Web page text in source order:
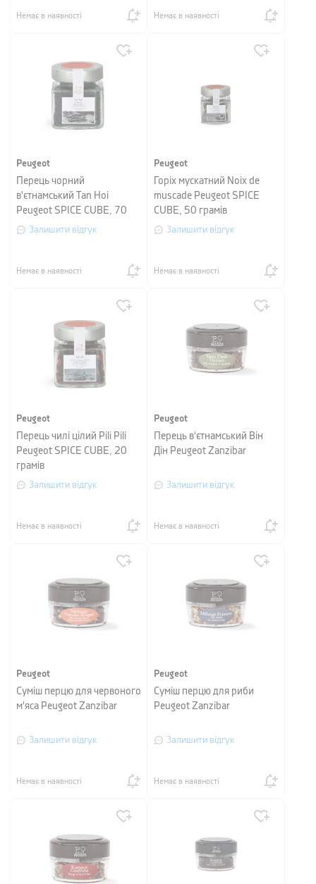
Немає в наявності Немає в наявності
Peugeot
Перець чорний
в'єтнамський Tan Hoi
Peugeot SPICE CUBE, 70
грамівЗалишити відгук
Немає в наявності
Peugeot
Горіх мускатний Noix de
muscade Peugeot SPICE
CUBE, 50 грамів
Залишити відгук
Немає в наявності
Peugeot
Перець чилі цілий Pili Pili
Peugeot SPICE CUBE, 20
грамів
Залишити відгук
Немає в наявності
Peugeot
Перець в'єтнамський Він
Дін Peugeot Zanzibar
Залишити відгук
Немає в наявності
Peugeot
Суміш перцю для червоного
м'яса Peugeot Zanzibar
Залишити відгук
Немає в наявності
Peugeot
Суміш перцю для риби
Peugeot Zanzibar
Залишити відгук
Немає в наявності